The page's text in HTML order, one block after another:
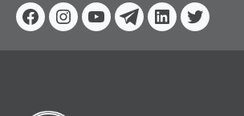
Facebook
Instagram
YoutubeTelegram
Linkedin
Twitter